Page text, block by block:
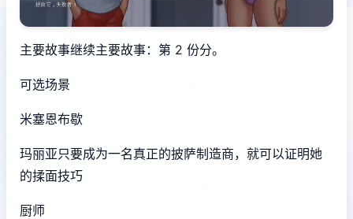
主要故事继续主要故事：第 2 份分。
可选场景
米塞恩布歇
玛丽亚只要成为一名真正的披萨制造商，就可以证明她
的揉面技巧
厨师